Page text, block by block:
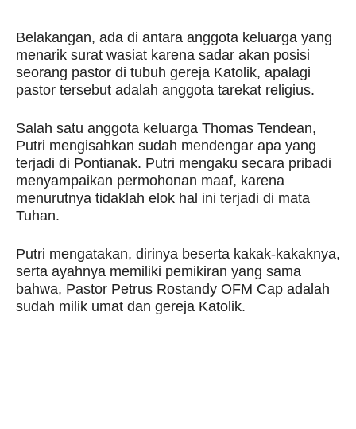
Belakangan, ada di antara anggota keluarga yang
menarik surat wasiat karena sadar akan posisi
seorang pastor di tubuh gereja Katolik, apalagi
pastor tersebut adalah anggota tarekat religius.
Salah satu anggota keluarga Thomas Tendean,
Putri mengisahkan sudah mendengar apa yang
terjadi di Pontianak. Putri mengaku secara pribadi
menyampaikan permohonan maaf, karena
menurutnya tidaklah elok hal ini terjadi di mata
Tuhan.
Putri mengatakan, dirinya beserta kakak-kakaknya,
serta ayahnya memiliki pemikiran yang sama
bahwa, Pastor Petrus Rostandy OFM Cap adalah
sudah milik umat dan gereja Katolik.